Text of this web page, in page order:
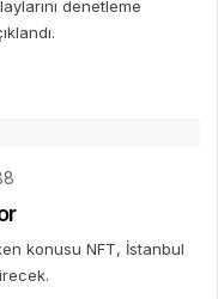
denetleme
konusu NFT, İstanbul